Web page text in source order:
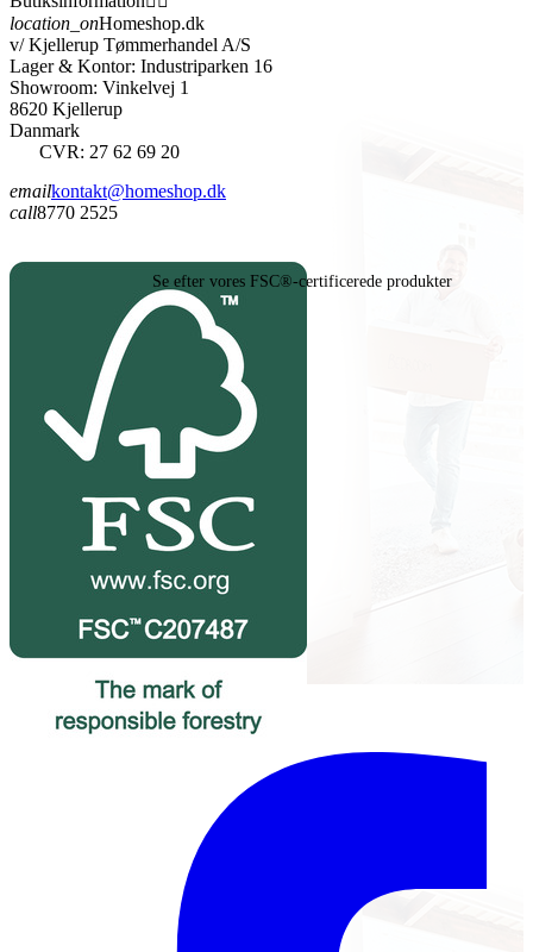
location_onHomeshop.dk
v/ Kjellerup Tømmerhandel A/S
Lager & Kontor: Industriparken 16
Showroom: Vinkelvej 1
8620 Kjellerup
Danmark
CVR: 27 62 69 20
emailkontakt@homeshop.dk
call8770 2525
Se efter vores FSC®-certificerede produkter